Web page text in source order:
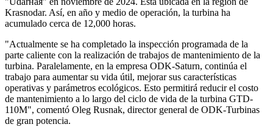
Krasnodar. Así, en año y medio de operación, la turbina ha
acumulado cerca de 12,000 horas.
"Actualmente se ha completado la inspección programada de la
parte caliente con la realización de trabajos de mantenimiento de la
turbina. Paralelamente, en la empresa ODK-Saturn, continúa el
trabajo para aumentar su vida útil, mejorar sus características
operativas y parámetros ecológicos. Esto permitirá reducir el costo
de mantenimiento a lo largo del ciclo de vida de la turbina GTD-
110M", comentó Oleg Rusnak, director general de ODK-Turbinas
de gran potencia.